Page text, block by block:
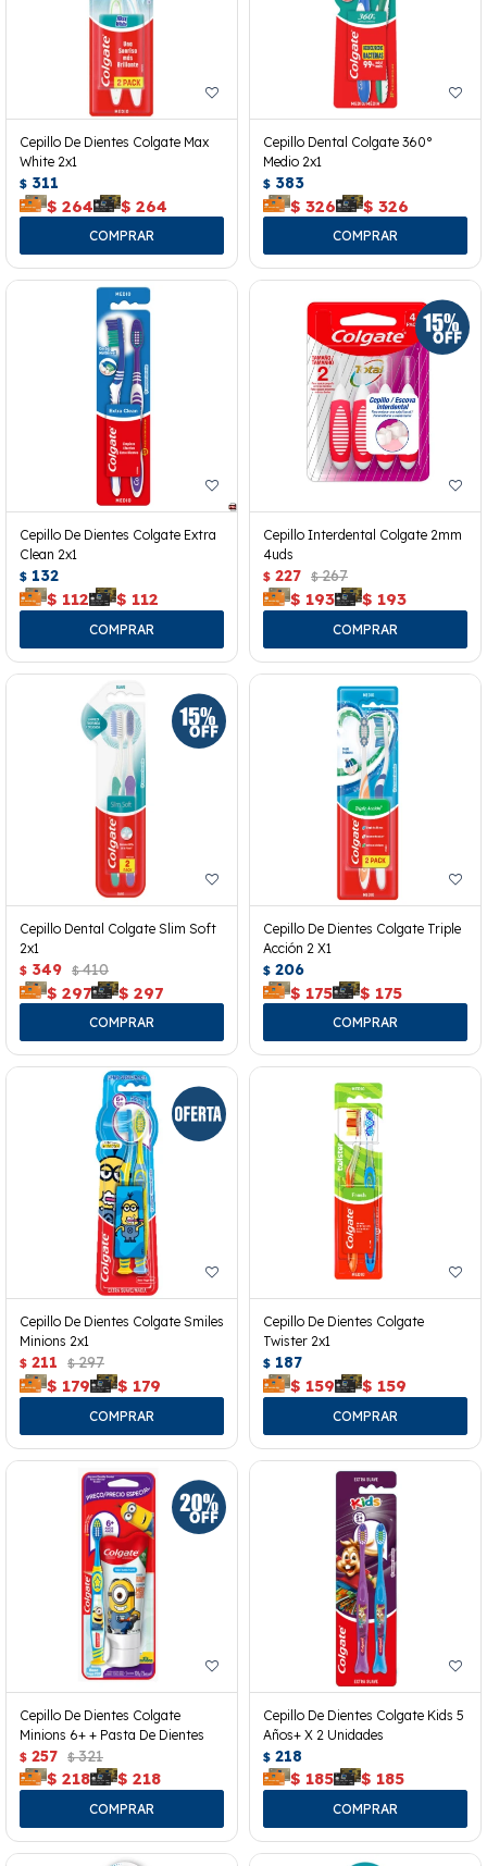
Cepillo De Dientes Colgate Max
White 2x1
$ 311
$ 264 $ 264
Cepillo Dental Colgate 360°
Medio 2x1
$ 383
$ 326 $ 326
Cepillo De Dientes Colgate Extra
Clean 2x1
$ 132
$ 112 $ 112
Cepillo Interdental Colgate 2mm
4uds
$ 227 $ 267
$ 193 $ 193
Cepillo Dental Colgate Slim Soft
2x1
$ 349 $ 410
$ 297 $ 297
Cepillo De Dientes Colgate Triple
Acción 2 X1
$ 206
$ 175 $ 175
Cepillo De Dientes Colgate Smiles
Minions 2x1
$ 211 $ 297
$ 179 $ 179
Cepillo De Dientes Colgate
Twister 2x1
$ 187
$ 159 $ 159
Cepillo De Dientes Colgate
Minions 6+ + Pasta De Dientes
$ 257 $ 321
$ 218 $ 218
Cepillo De Dientes Colgate Kids 5
Años+ X 2 Unidades
$ 218
$ 185 $ 185